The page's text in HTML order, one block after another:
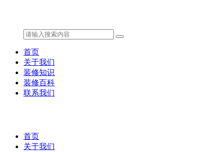
首页
关于我们
装修知识
装修百科
联系我们
首页
关于我们